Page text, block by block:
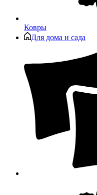
Ковры
Для дома и сада